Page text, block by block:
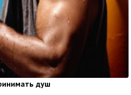
душ